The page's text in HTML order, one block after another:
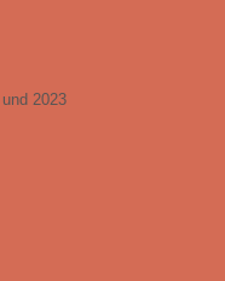
2023